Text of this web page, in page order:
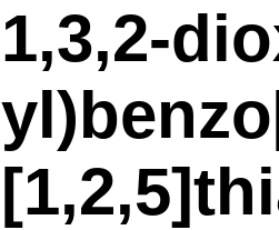
1,3,2-